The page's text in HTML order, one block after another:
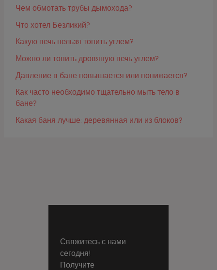
Чем обмотать трубы дымохода?
Что хотел Безликий?
Какую печь нельзя топить углем?
Можно ли топить дровяную печь углем?
Давление в бане повышается или понижается?
Как часто необходимо тщательно мыть тело в
бане?
Какая баня лучше: деревянная или из блоков?
Свяжитесь с нами
сегодня!
Получите